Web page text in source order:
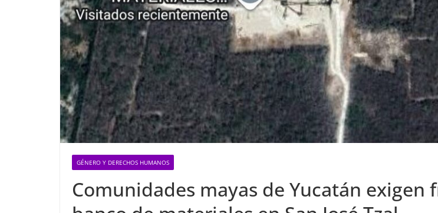
GÉNERO Y DERECHOS HUMANOS
Comunidades mayas de Yucatán exigen